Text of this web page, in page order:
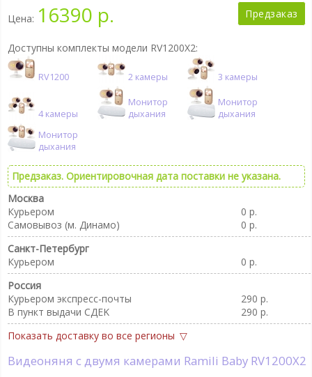
Цена: 16390 р. Предзаказ
Доступны комплекты модели RV1200X2:
RV1200 2 камеры 3 камеры
4 камеры
Монитор
дыхания
Монитор
дыхания
Монитор
дыхания
Предзаказ. Ориентировочная дата поставки не указана.
Москва
Курьером
0 р.
Самовывоз (м. Динамо)
0 р.
Санкт-Петербург
Курьером
0 р.
Россия
Курьером экспресс-почты
290 р.
В пункт выдачи CДEK
290 р.
Показать доставку во все регионы
Видеоняня с двумя камерами Ramili Baby RV1200X2